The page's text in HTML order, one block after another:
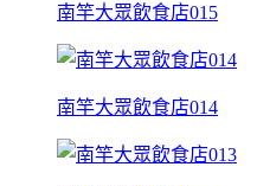
南竿大眾飲食店015
南竿大眾飲食店014